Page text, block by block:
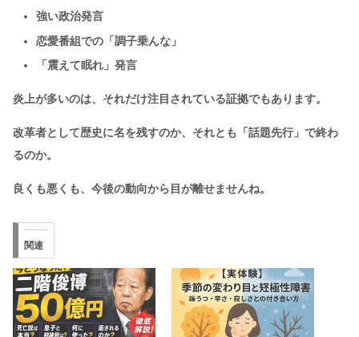
強い政治発言
恋愛番組での「調子乗んな」
「震えて眠れ」発言
炎上が多いのは、それだけ注目されている証拠でもあります。
改革者として歴史に名を残すのか、それとも「話題先行」で終わ
るのか。
良くも悪くも、今後の動向から目が離せませんね。
関連